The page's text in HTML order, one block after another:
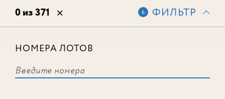
0 из 371 6 ФИЛЬТР
НОМЕРА ЛОТОВ
соответствует ни одного лота